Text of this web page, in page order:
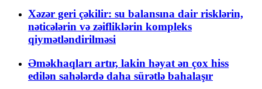
Xəzər geri çəkilir: su balansına dair risklərin,
nəticələrin və zəifliklərin kompleks
qiymətləndirilməsi
Əməkhaqları artır, lakin həyat ən çox hiss
edilən sahələrdə daha sürətlə bahalaşır